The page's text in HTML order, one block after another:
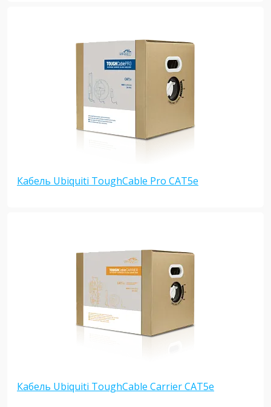
Кабель Ubiquiti ToughCable Pro CAT5e
Кабель Ubiquiti ToughCable Carrier CAT5e